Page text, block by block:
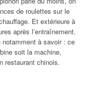
de roulettes sur le
Et extérieure à
après l’entraînement.
à savoir : ce
soit la machine,
restaurant chinois.